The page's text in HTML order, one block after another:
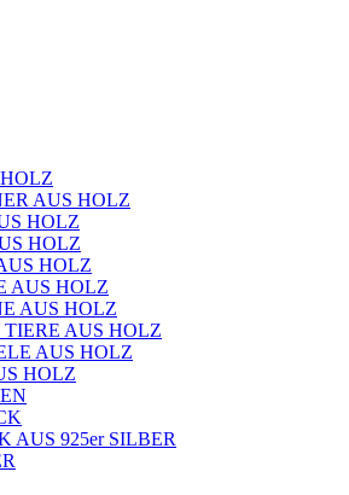
AUS HOLZ
HOLZ
HOLZ
HOLZ
AUS HOLZ
AUS HOLZ
TIERE AUS HOLZ
AUS HOLZ
HOLZ
AUS 925er SILBER